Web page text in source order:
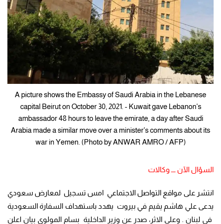
A picture shows the Embassy of Saudi Arabia in the Lebanese
capital Beirut on October 30, 2021. - Kuwait gave Lebanon's
ambassador 48 hours to leave the emirate, a day after Saudi
Arabia made a similar move over a minister's comments about its
war in Yemen. (Photo by ANWAR AMRO / AFP)
السؤال الآن ـــ وكالات
انتشر على مواقع التواصل الاجتماعي امس تسجيل لمعارض سعودي
يدعى علي هاشم يقيم في بيروت يهدد باستهداف السفارة السعودية
، صدر عن وزير الداخلية بسام المولوي بيان اعلن